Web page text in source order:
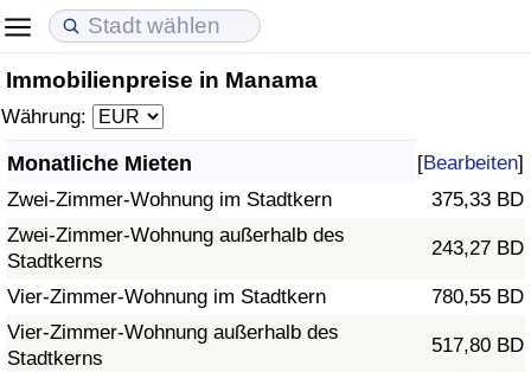
Immobilienpreise in Manama
Währung:
Monatliche Mieten [Bearbeiten]
Zwei-Zimmer-Wohnung im Stadtkern
375,33 BD
Zwei-Zimmer-Wohnung außerhalb des
Stadtkerns
243,27 BD
Vier-Zimmer-Wohnung im Stadtkern
780,55 BD
Vier-Zimmer-Wohnung außerhalb des
Stadtkerns
517,80 BD
Lebenshaltungskosten
Lebenshaltungskosten-Index (aktuell)
Lebenshaltungskosten-Index
Lebenshaltungskosten-Index nach Land
in Akaba
Immobilienpreise
Immobilienpreis-Index (aktuell)
Immobilienpreis-Index
Immobilienpreis-Index nach Land
Lebensqualität
Lebensqualität-Index
Lebensqualität-Index (aktuell)
Lebensqualitätsindex nach Land
Kriminalität